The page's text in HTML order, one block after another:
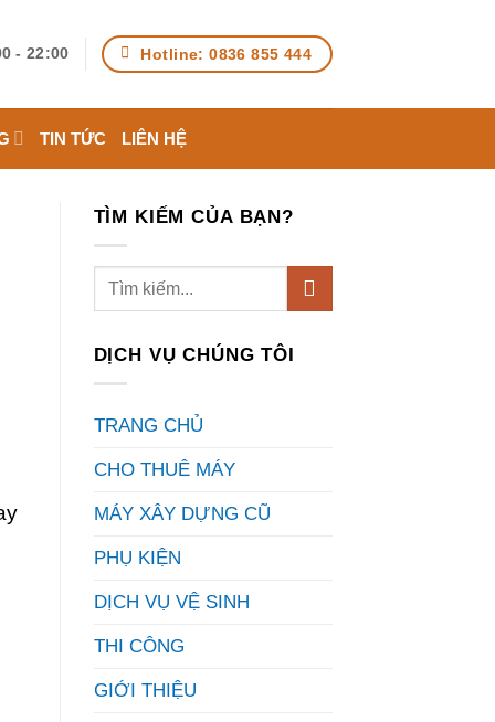
- 22:00 Hotline: 0836 855 444
TIN TỨC LIÊN HỆ
TÌM KIẾM CỦA BẠN?
DỊCH VỤ CHÚNG TÔI
TRANG CHỦ
CHO THUÊ MÁY
MÁY XÂY DỰNG CŨ
PHỤ KIỆN
DỊCH VỤ VỆ SINH
THI CÔNG
GIỚI THIỆU